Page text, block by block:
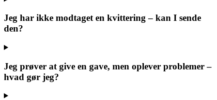
Jeg har ikke modtaget en kvittering – kan I sende
den?
Jeg prøver at give en gave, men oplever problemer –
hvad gør jeg?